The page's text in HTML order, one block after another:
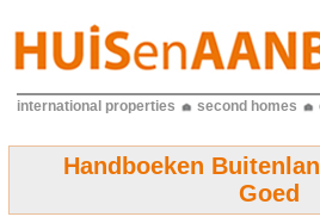
international properties second homes
Handboeken
Goed